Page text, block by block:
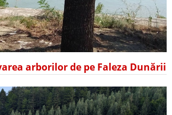
arborilor de pe Faleza Dunării